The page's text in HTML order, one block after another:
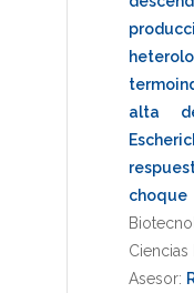
alta
Asesor: